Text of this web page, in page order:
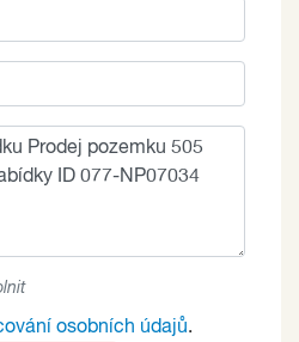
osobních údajů.